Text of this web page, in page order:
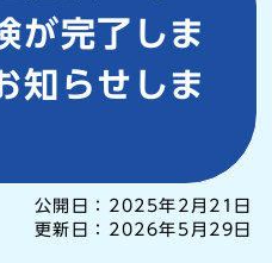
が完了しま
知らせしま
公開日： 2025年2月21日
更新日： 2026年5月29日